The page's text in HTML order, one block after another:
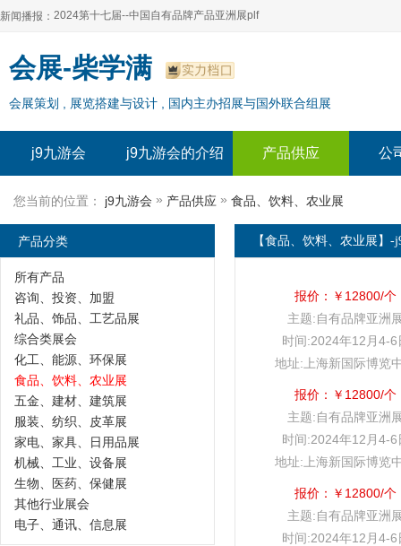
新闻播报：
2024上海自有品牌展--百货展|食品展 零售展|oem展
2024全球自有--品牌产品亚洲展（plf）
2024上海自有品牌展--2024上海oem 贴牌代加工展
2024第十七届--中国自有品牌产品亚洲展plf
2024全球自有--品牌产品亚洲展（plf）
2024年上海--第17届自有品牌展
会展-柴学满
会展策划 , 展览搭建与设计 , 国内主办招展与国外联合组展
j9九游会 j9九游会的介绍 产品供应 公
您当前的位置： j9九游会 » 产品供应 » 食品、饮料、农业展
【食品、饮料、农业展】-
报价：￥12800/个
主题:自有品牌亚洲
时间:2024年12月4-6
地址:上海新国际博览
报价：￥12800/个
主题:自有品牌亚洲
时间:2024年12月4-6
地址:上海新国际博览
报价：￥12800/个
主题:自有品牌亚洲
时间:2024年12月4-6
产品分类
所有产品
咨询、投资、加盟
礼品、饰品、工艺品展
综合类展会
化工、能源、环保展
食品、饮料、农业展
五金、建材、建筑展
服装、纺织、皮革展
家电、家具、日用品展
机械、工业、设备展
生物、医药、保健展
其他行业展会
电子、通讯、信息展